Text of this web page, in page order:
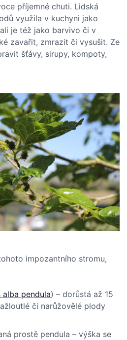
příjemné chuti. Lidská
využila v kuchyni jako
je též jako barvivo či v
zavařit, zmrazit či vysušit. Ze
šťávy, sirupy, kompoty,
impozantního stromu,
alba pendula) – dorůstá až 15
či narůžovělé plody
prostě pendula – výška se